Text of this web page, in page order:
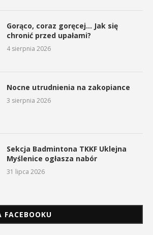
Gorąco, coraz goręcej… Jak się
chronić przed upałami?
4 sierpnia 2026
Nocne utrudnienia na zakopiance
3 sierpnia 2026
Sekcja Badmintona TKKF Uklejna
Myślenice ogłasza nabór
31 lipca 2026